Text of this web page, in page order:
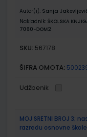
Autor(i): Sanja
Nakladnik: ŠKOLSKA
7060-DOM2
SKU: 567178
ŠIFRA OMOTA:
Udžbenik
MOJ SRETNI BROJ
razredu osnovne škole